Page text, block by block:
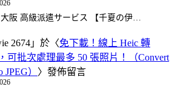
阪 高級派遣サービス 【千夏の伊…
2674 」於〈免下載！線上 Heic 轉
可批次處理最多 50 張照片！（Convert
JPEG） 〉發佈留言